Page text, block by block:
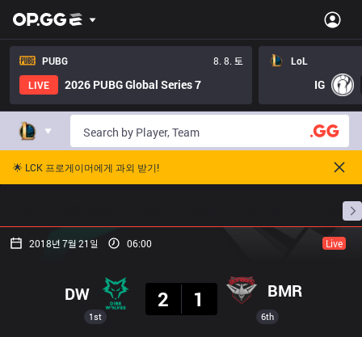
PUBG
8. 8. 토
LIVE
2026 PUBG Global Series 7
LoL
IG
🌟 LCK 프로게이머에게 과외 받기!
프로빌
2018년 7월 21일 06:00 Live
1st
DW
2
1 BMR
6th